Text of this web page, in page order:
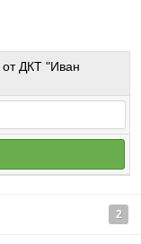
ДКТ "Иван
2